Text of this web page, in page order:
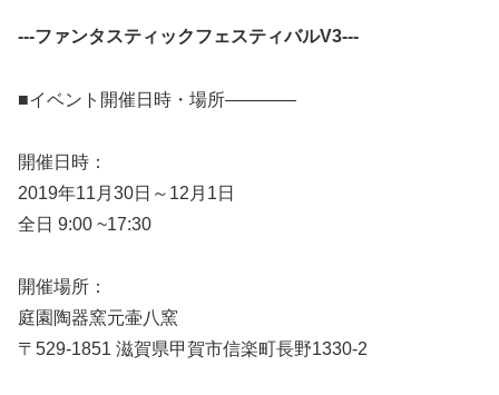
‐‐‐ファンタスティックフェスティバルV3‐‐‐
■イベント開催日時・場所————
開催日時：
2019年11月30日～12月1日
全日 9:00 ~17:30
開催場所：
庭園陶器窯元壷八窯
〒529-1851 滋賀県甲賀市信楽町長野1330-2